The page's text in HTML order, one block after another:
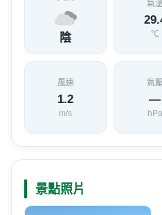
陰
氣溫
℃
風速
1.2
m/s
氣壓
—
hPa
景點照片